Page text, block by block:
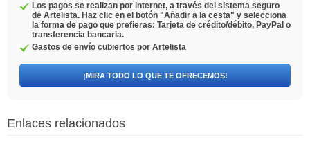
Los pagos se realizan por internet, a través del sistema seguro
de Artelista. Haz clic en el botón "Añadir a la cesta" y selecciona
la forma de pago que prefieras: Tarjeta de crédito/débito, PayPal o
transferencia bancaria.
Gastos de envío cubiertos por Artelista
¡MIRA TODO LO QUE TE OFRECEMOS!
Enlaces relacionados